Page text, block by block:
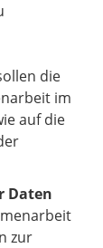
die
im
auf die
Daten
zur